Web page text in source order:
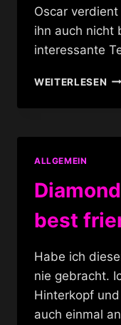
Oscar
ihn auch nicht
interessante
WEITERLESEN
ALLGEMEIN
best
Habe ich
nie gebracht.
Hinterkopf
auch einmal